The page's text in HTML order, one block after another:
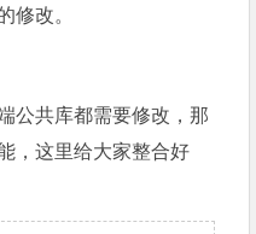
修改。
公共库都需要修改，那
，这里给大家整合好